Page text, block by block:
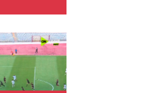
عدد المشاهدات